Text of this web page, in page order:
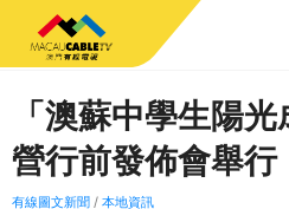
「澳蘇中學生陽
營行前發佈會舉行
有線圖文新聞 / 本地資訊